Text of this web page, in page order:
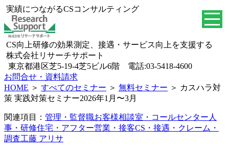
実績につながるCSコンサルティング
CS向上研修の効果測定、接遇・サービス向上を支援する
株式会社リサーチサポート
東京都港区芝5-19-4芝5ビル6階 電話:03-5418-4600
お問合せ・資料請求
HOME ＞ すべてのセミナー ＞ 無料セミナー ＞ カスハラ対
策 実践対策セミナー2026年1月〜3月
関連項目： 管理・監督職お客様相談室・コールセンター 人
事・研修住宅・アフター営業・接客CS・接遇・クレーム・
調査工藤 アリサ